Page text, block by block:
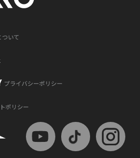
ついて
プライバシーポリシー
ポリシー